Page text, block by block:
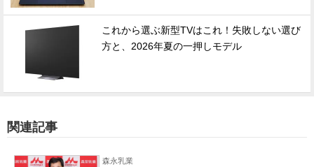
これから選ぶ新型TVはこれ！失敗しない選び
方と、2026年夏の一押しモデル
関連記事
森永乳業